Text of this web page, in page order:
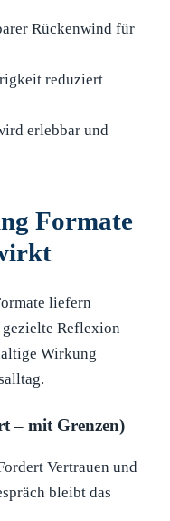
Rückenwind für
reduziert
erlebbar und
Formate
liefern
Reflexion
Wirkung
– mit Grenzen)
Vertrauen und
bleibt das